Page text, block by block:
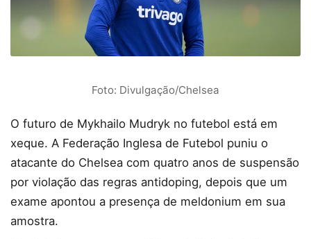
Foto: Divulgação/Chelsea
O futuro de Mykhailo Mudryk no futebol está em
xeque. A Federação Inglesa de Futebol puniu o
atacante do Chelsea com quatro anos de suspensão
por violação das regras antidoping, depois que um
exame apontou a presença de meldonium em sua
amostra.